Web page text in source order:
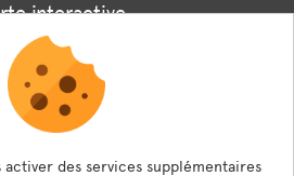
interactive
Associations
panneaux digitaux
des services supplémentaires